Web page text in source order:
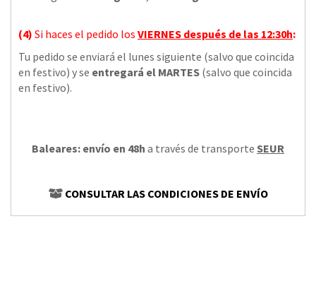
(4) Si haces el pedido los VIERNES después de las 12:30h:
Tu pedido se enviará el lunes siguiente (salvo que coincida
en festivo) y se entregará el MARTES (salvo que coincida
en festivo).
Baleares: envío en 48h a través de transporte SEUR
CONSULTAR LAS CONDICIONES DE ENVÍO